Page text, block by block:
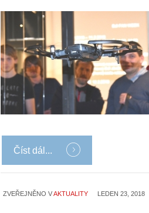
Číst dál...
ZVEŘEJNĚNO VAKTUALITY LEDEN 23, 2018